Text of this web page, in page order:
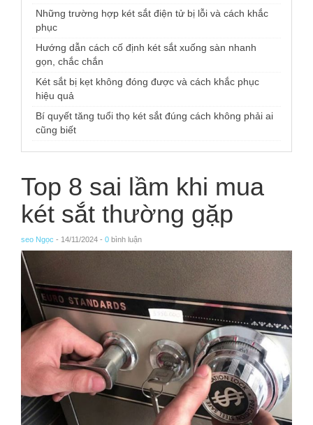
Những trường hợp két sắt điện tử bị lỗi và cách khắc
phục
Hướng dẫn cách cố định két sắt xuống sàn nhanh
gọn, chắc chắn
Két sắt bị kẹt không đóng được và cách khắc phục
hiệu quả
Bí quyết tăng tuổi thọ két sắt đúng cách không phải ai
cũng biết
Top 8 sai lầm khi mua
két sắt thường gặp
seo Ngọc - 14/11/2024 - 0 bình luận